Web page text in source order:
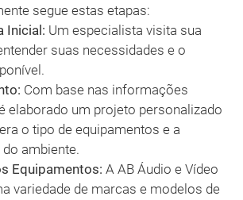
segue estas etapas:
Inicial: Um especialista visita sua
suas necessidades e o
Com base nas informações
elaborado um projeto personalizado
o tipo de equipamentos e a
ambiente.
Equipamentos: A AB Áudio e Vídeo
variedade de marcas e modelos de